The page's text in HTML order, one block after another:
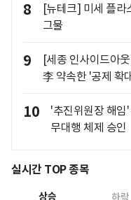
8
[뉴테크] 미세 플라
그물
9
[세종 인사이드아
李 약속한 '공제 확
10
'추진위원장 해
무대행 체제 승인
실시간 TOP 종목
상승 하락